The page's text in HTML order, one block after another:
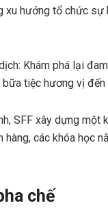
hướng tổ chức sự
Khám phá lại
tiệc hương vị đến
SFF xây dựng một
các khóa học
chế